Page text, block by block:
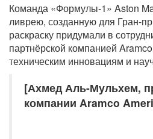
Команда «Формулы-1» Aston
ливрею, созданную для Гран-
раскраску придумали в
партнёрской компанией
техническим инновациям и
[Ахмед Аль-Мульхем,
компании Aramco